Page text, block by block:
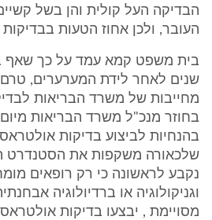
הבדיקה העל קולית והן בשל
העובר, ולכן אחוז הטעות בבדיקות
שנים לאחר לידת המערערים,
מחייבות של משרד הבריאות
בהנחיות לביצוע בדיקות
שלכאורה משקפות את הסטנדרט
נקבע לראשונה כי רק רופאים
וגניקולוגיה או ברדיולוגיה
מסויימת , יבצעו בדיקות